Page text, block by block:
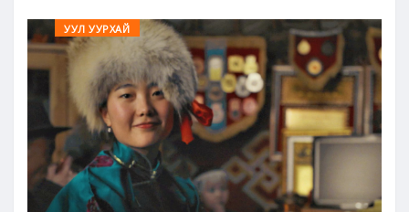
УУЛ УУРХАЙ